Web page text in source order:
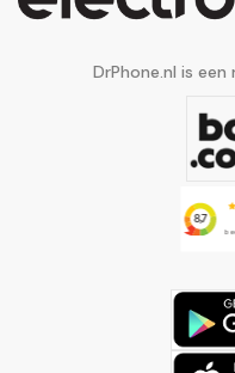
DrPhone.nl is